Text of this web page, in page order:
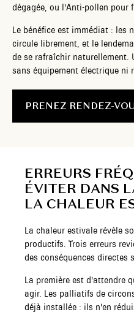
dégagée, ou l'Anti-pollen pour
Le bénéfice est immédiat : les
circule librement, et le
de se rafraîchir naturellement.
sans équipement électrique ni
PRENEZ RENDEZ-
ERREURS
ÉVITER DANS
LA CHALEUR
La chaleur estivale révèle
productifs. Trois erreurs
des conséquences directes
La première est d'attendre
agir. Les palliatifs de
déjà installée : ils n'en